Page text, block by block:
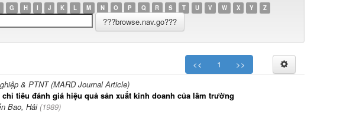
G H I J K L M N O P Q R S T U V W X Y Z
<< 1
>>
& PTNT (MARD Journal Article)
tiêu đánh giá hiệu quả sản xuất kinh doanh của lâm trường
Bao, Hải(1989)